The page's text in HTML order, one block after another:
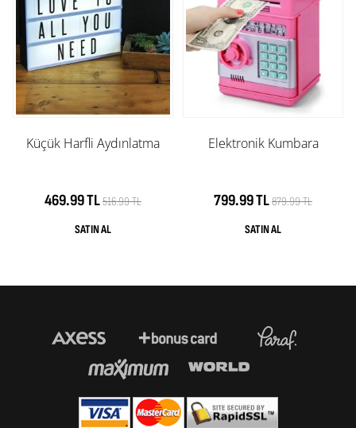
Küçük Harfli Aydınlatma
469.99 TL516.99 TL
Elektronik Kumbara
799.99 TL879.99 TL